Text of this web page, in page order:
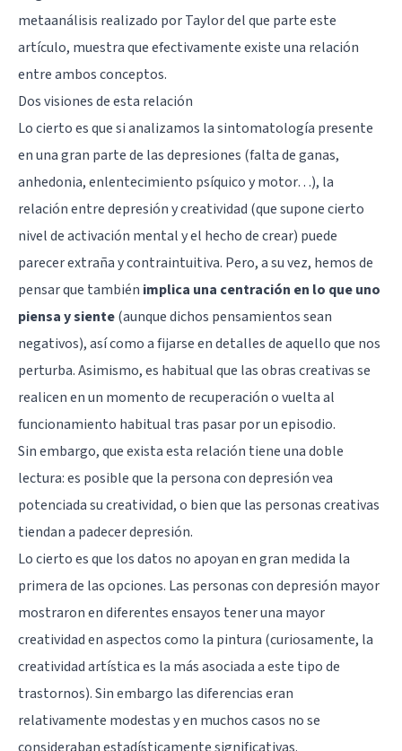
metaanálisis realizado por Taylor del que parte este
artículo, muestra que efectivamente existe una relación
entre ambos conceptos.
Dos visiones de esta relación
Lo cierto es que si analizamos la sintomatología presente
en una gran parte de las depresiones (falta de ganas,
anhedonia, enlentecimiento psíquico y motor…), la
relación entre depresión y creatividad (que supone cierto
nivel de activación mental y el hecho de crear) puede
parecer extraña y contraintuitiva. Pero, a su vez, hemos de
pensar que también implica una centración en lo que uno
piensa y siente(aunque dichos pensamientos sean
negativos), así como a fijarse en detalles de aquello que nos
perturba. Asimismo, es habitual que las obras creativas se
realicen en un momento de recuperación o vuelta al
funcionamiento habitual tras pasar por un episodio.
Sin embargo, que exista esta relación tiene una doble
lectura: es posible que la persona con depresión vea
potenciada su creatividad, o bien que las personas creativas
tiendan a padecer depresión.
Lo cierto es que los datos no apoyan en gran medida la
primera de las opciones. Las personas con depresión mayor
mostraron en diferentes ensayos tener una mayor
creatividad en aspectos como la pintura (curiosamente, la
creatividad artística es la más asociada a este tipo de
trastornos). Sin embargo las diferencias eran
relativamente modestas y en muchos casos no se